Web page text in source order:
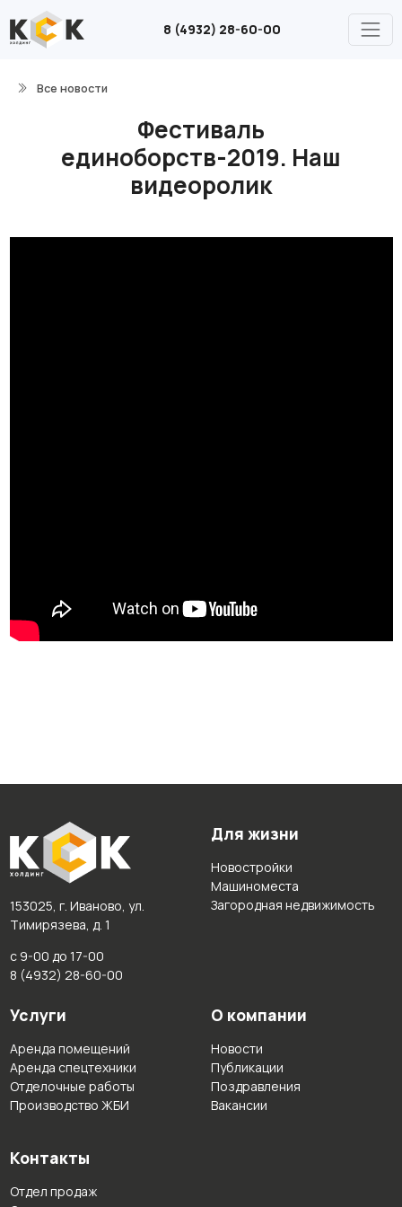
8 (4932) 28-60-00
Все новости
Фестиваль
единоборств-2019. Наш
видеоролик
153025, г. Иваново, ул.
Тимирязева, д. 1
с 9-00 до 17-00
8 (4932) 28-60-00
Для жизни
Новостройки
Машиноместа
Загородная недвижимость
Услуги
Аренда помещений
Аренда спецтехники
Отделочные работы
Производство ЖБИ
О компании
Новости
Публикации
Поздравления
Вакансии
Контакты
Отдел продаж